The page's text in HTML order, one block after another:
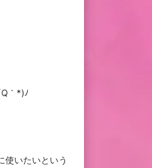
｀*)ﾉ
使いたいという